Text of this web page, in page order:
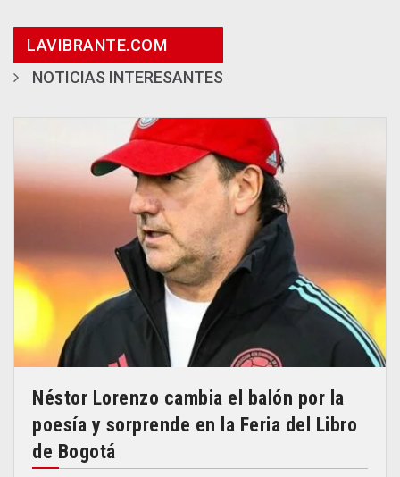
LAVIBRANTE.COM
NOTICIAS INTERESANTES
Néstor Lorenzo cambia el balón por la
poesía y sorprende en la Feria del Libro
de Bogotá